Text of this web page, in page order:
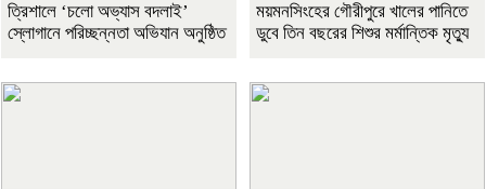
‎ত্রিশালে ‘চলো অভ্যাস বদলাই’
স্লোগানে পরিচ্ছন্নতা অভিযান অনুষ্ঠিত
ময়মনসিংহের গৌরীপুরে খালের পানিতে
ডুবে তিন বছরের শিশুর মর্মান্তিক মৃত্যু